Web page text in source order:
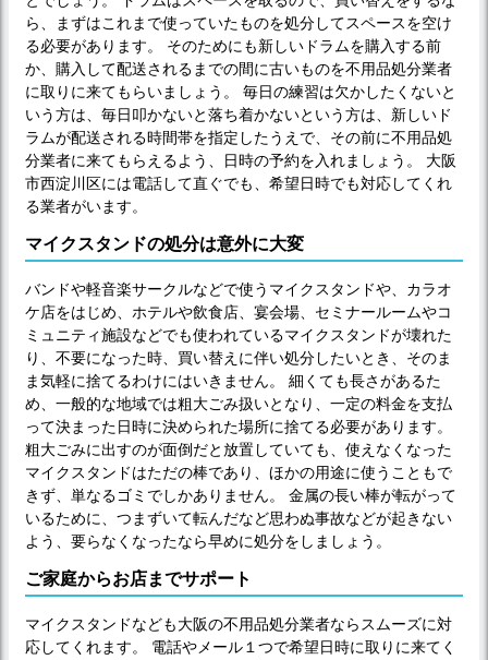
ら、まずはこれまで使っていたものを処分してスペースを空け
る必要があります。 そのためにも新しいドラムを購入する前
か、購入して配送されるまでの間に古いものを不用品処分業者
に取りに来てもらいましょう。 毎日の練習は欠かしたくないと
いう方は、毎日叩かないと落ち着かないという方は、新しいド
ラムが配送される時間帯を指定したうえで、その前に不用品処
分業者に来てもらえるよう、日時の予約を入れましょう。 大阪
市西淀川区には電話して直ぐでも、希望日時でも対応してくれ
る業者がいます。
マイクスタンドの処分は意外に大変
バンドや軽音楽サークルなどで使うマイクスタンドや、カラオ
ケ店をはじめ、ホテルや飲食店、宴会場、セミナールームやコ
ミュニティ施設などでも使われているマイクスタンドが壊れた
り、不要になった時、買い替えに伴い処分したいとき、そのま
ま気軽に捨てるわけにはいきません。 細くても長さがあるた
め、一般的な地域では粗大ごみ扱いとなり、一定の料金を支払
って決まった日時に決められた場所に捨てる必要があります。
粗大ごみに出すのが面倒だと放置していても、使えなくなった
マイクスタンドはただの棒であり、ほかの用途に使うこともで
きず、単なるゴミでしかありません。 金属の長い棒が転がって
いるために、つまずいて転んだなど思わぬ事故などが起きない
よう、要らなくなったなら早めに処分をしましょう。
ご家庭からお店までサポート
マイクスタンドなども大阪の不用品処分業者ならスムーズに対
応してくれます。 電話やメール１つで希望日時に取りに来てく